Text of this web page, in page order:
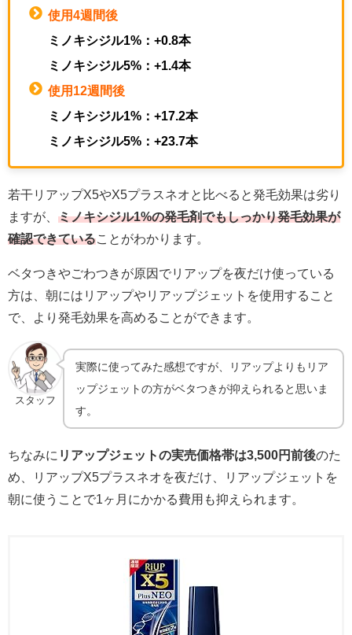
使用4週間後
ミノキシジル1%：+0.8本
ミノキシジル5%：+1.4本
使用12週間後
ミノキシジル1%：+17.2本
ミノキシジル5%：+23.7本
若干リアップX5やX5プラスネオと比べると発毛効果は劣り
ますが、 ミノキシジル1%の発毛剤でもしっかり発毛効果が
確認できている ことがわかります。
ベタつきやごわつきが原因でリアップを夜だけ使っている
方は、朝にはリアップやリアップジェットを使用すること
で、より発毛効果を高めることができます。
スタッフ
実際に使ってみた感想ですが、リアップよりもリア
ップジェットの方がベタつきが抑えられると思いま
す。
ちなみに リアップジェットの実売価格帯は3,500円前後のた
め、リアップX5プラスネオを夜だけ、リアップジェットを
朝に使うことで1ヶ月にかかる費用も抑えられます。